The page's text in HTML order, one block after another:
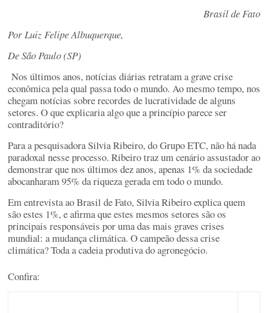
Brasil de Fato
Por Luiz Felipe Albuquerque,
De São Paulo (SP)
Nos últimos anos, notícias diárias retratam a grave crise
econômica pela qual passa todo o mundo. Ao mesmo tempo, nos
chegam notícias sobre recordes de lucratividade de alguns
setores. O que explicaria algo que a princípio parece ser
contraditório?
Para a pesquisadora Silvia Ribeiro, do Grupo ETC, não há nada
paradoxal nesse processo. Ribeiro traz um cenário assustador ao
demonstrar que nos últimos dez anos, apenas 1% da sociedade
abocanharam 95% da riqueza gerada em todo o mundo.
Em entrevista ao Brasil de Fato, Silvia Ribeiro explica quem
são estes 1%, e afirma que estes mesmos setores são os
principais responsáveis por uma das mais graves crises
mundial: a mudança climática. O campeão dessa crise
climática? Toda a cadeia produtiva do agronegócio.
Confira: